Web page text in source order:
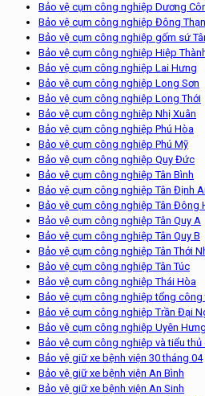
Bảo vệ cụm công nghiệp Dương
Bảo vệ cụm công nghiệp Đông
Bảo vệ cụm công nghiệp gốm sứ
Bảo vệ cụm công nghiệp Hiệp
Bảo vệ cụm công nghiệp Lai Hưng
Bảo vệ cụm công nghiệp Long Sơn
Bảo vệ cụm công nghiệp Long Thới
Bảo vệ cụm công nghiệp Nhị Xuân
Bảo vệ cụm công nghiệp Phú Hòa
Bảo vệ cụm công nghiệp Phú Mỹ
Bảo vệ cụm công nghiệp Quy Đức
Bảo vệ cụm công nghiệp Tân Bình
Bảo vệ cụm công nghiệp Tân Định
Bảo vệ cụm công nghiệp Tân Đông
Bảo vệ cụm công nghiệp Tân Quy A
Bảo vệ cụm công nghiệp Tân Quy B
Bảo vệ cụm công nghiệp Tân Thới
Bảo vệ cụm công nghiệp Tân Túc
Bảo vệ cụm công nghiệp Thái Hòa
Bảo vệ cụm công nghiệp tổng công
Bảo vệ cụm công nghiệp Trần Đại
Bảo vệ cụm công nghiệp Uyên Hưng
Bảo vệ cụm công nghiệp và tiểu
Bảo vệ giữ xe bệnh viện 30 tháng 04
Bảo vệ giữ xe bệnh viện An Bình
Bảo vệ giữ xe bệnh viện An Sinh